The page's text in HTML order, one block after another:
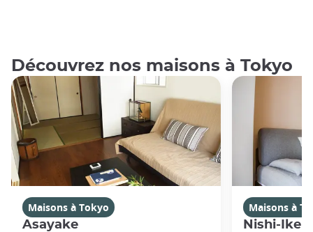
Découvrez nos maisons à Tokyo
Maisons à Tokyo
Asayake
Maisons à
Nishi-